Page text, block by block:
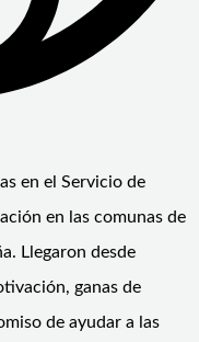
en el Servicio de
en las comunas de
Llegaron desde
ganas de
de ayudar a las